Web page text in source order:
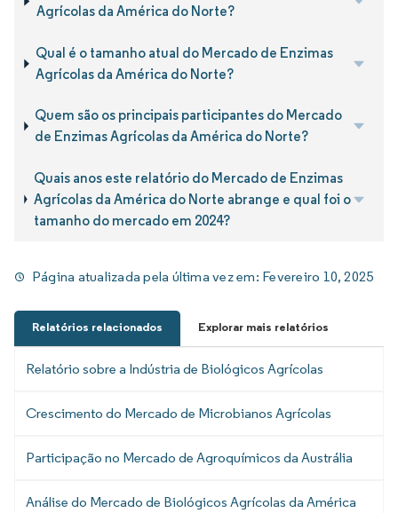
Agrícolas da América do Norte?
Qual é o tamanho atual do Mercado de Enzimas
Agrícolas da América do Norte?
Quem são os principais participantes do Mercado
de Enzimas Agrícolas da América do Norte?
Quais anos este relatório do Mercado de Enzimas
Agrícolas da América do Norte abrange e qual foi o
tamanho do mercado em 2024?
Página atualizada pela última vez em: Fevereiro 10, 2025
Relatórios relacionados Explorar mais relatórios
Relatório sobre a Indústria de Biológicos Agrícolas
Crescimento do Mercado de Microbianos Agrícolas
Participação no Mercado de Agroquímicos da Austrália
Análise do Mercado de Biológicos Agrícolas da América